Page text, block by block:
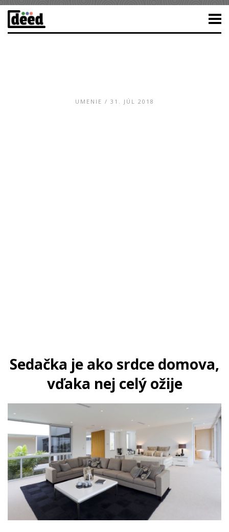
UMENIE / 31. JÚL 2018
Sedačka je ako srdce domova,
vďaka nej celý ožije